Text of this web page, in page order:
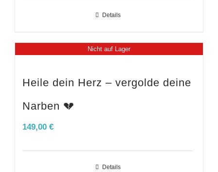
Details
Nicht auf Lager
Heile dein Herz – vergolde deine
Narben 💔
149,00 €
Details